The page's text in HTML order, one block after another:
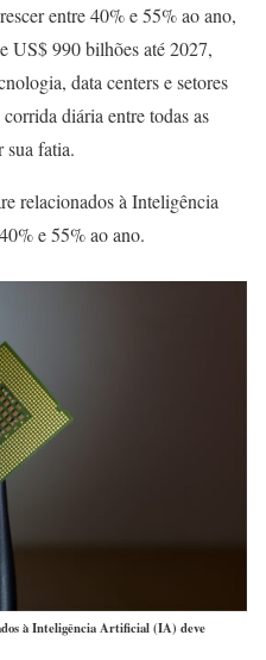
entre 40% e 55% ao ano,
US$ 990 bilhões até 2027,
data centers e setores
diária entre todas as
sua fatia.
relacionados à Inteligência
e 55% ao ano.
à Inteligência Artificial (IA) deve